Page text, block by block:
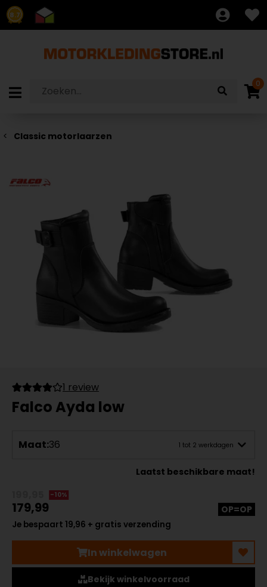
8.7
0
Classic motorlaarzen
1 review
Falco Ayda low
Maat:36 1 tot 2 werkdagen
Laatst beschikbare maat!
-10%
179,99
Je bespaart 19,96 + gratis verzending
OP=OP
In winkelwagen
Bekijk winkelvoorraad